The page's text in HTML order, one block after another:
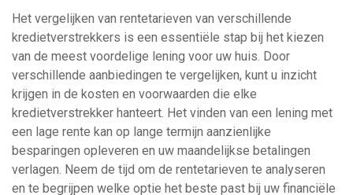
Het vergelijken van rentetarieven van verschillende
kredietverstrekkers is een essentiële stap bij het kiezen
van de meest voordelige lening voor uw huis. Door
verschillende aanbiedingen te vergelijken, kunt u inzicht
krijgen in de kosten en voorwaarden die elke
kredietverstrekker hanteert. Het vinden van een lening met
een lage rente kan op lange termijn aanzienlijke
besparingen opleveren en uw maandelijkse betalingen
verlagen. Neem de tijd om de rentetarieven te analyseren
en te begrijpen welke optie het beste past bij uw financiële